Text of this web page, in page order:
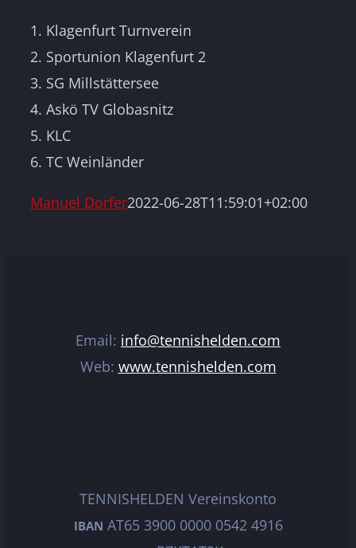
1. Klagenfurt Turnverein
2. Sportunion Klagenfurt 2
3. SG Millstättersee
4. Askö TV Globasnitz
5. KLC
6. TC Weinländer
Manuel Dorfer2022-06-28T11:59:01+02:00
Email: info@tennishelden.com
Web: www.tennishelden.com
TENNISHELDEN Vereinskonto
IBAN AT65 3900 0000 0542 4916